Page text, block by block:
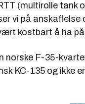
(multirolle tank
vi på
kostbart å ha på
norske F-35-
KC-135 og ikke